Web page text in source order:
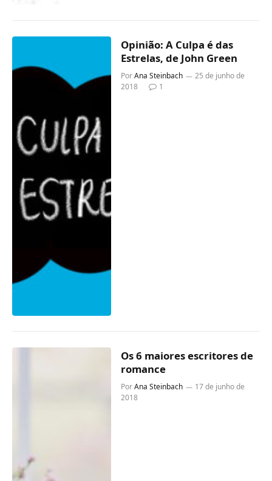
Opinião: A Culpa é das
Estrelas, de John Green
PorAna Steinbach
25 de junho de
2018
1
Os 6 maiores escritores de
romance
PorAna Steinbach
17 de junho de
2018